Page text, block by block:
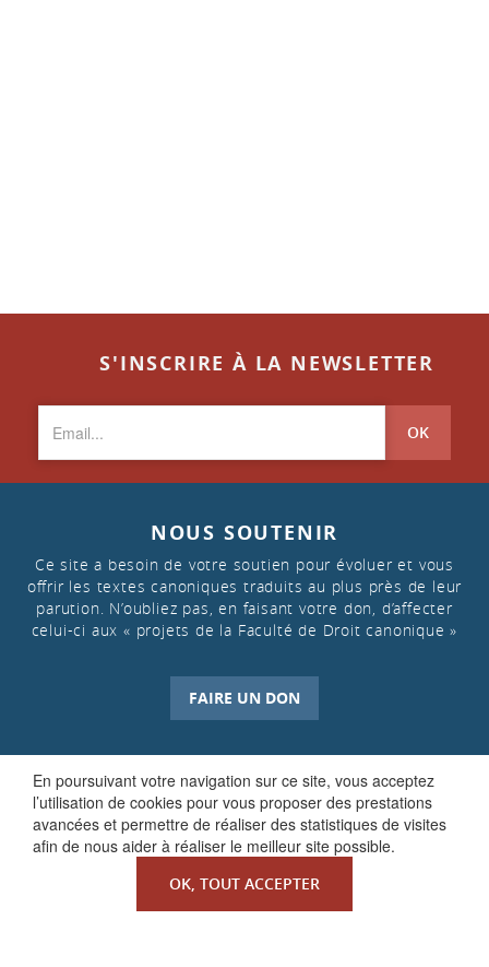
En poursuivant votre navigation sur ce site, vous acceptez
l’utilisation de cookies pour vous proposer des prestations
avancées et permettre de réaliser des statistiques de visites
afin de nous aider à réaliser le meilleur site possible.
OK, TOUT ACCEPTER
S'INSCRIRE À LA NEWSLETTER
OK
NOUS SOUTENIR
Ce site a besoin de votre soutien pour évoluer et vous
offrir les textes canoniques traduits au plus près de leur
parution. N’oubliez pas, en faisant votre don, d’affecter
celui-ci aux « projets de la Faculté de Droit canonique »
FAIRE UN DON